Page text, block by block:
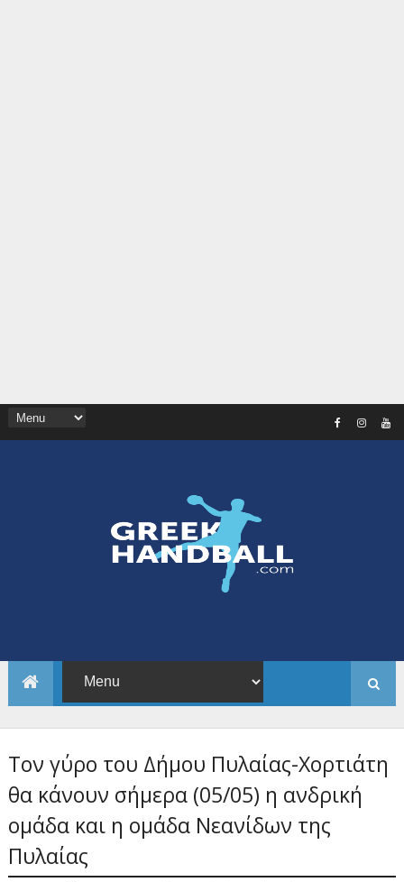
Τον γύρο του Δήμου Πυλαίας-Χορτιάτη
θα κάνουν σήμερα (05/05) η ανδρική
ομάδα και η ομάδα Νεανίδων της
Πυλαίας